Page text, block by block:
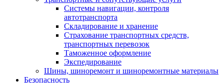
Системы навигации, контроля
автотранспорта
Складирование и хранение
Страхование транспортных средств,
транспортных перевозок
Таможенное оформление
Экспедирование
Шины, шиноремонт и шиноремонтные материалы
Безопасность